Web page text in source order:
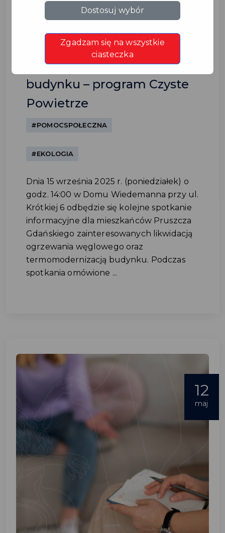
Spotkanie informacyjne
ogrzewania węglowego
oraz termomodernizacji
budynku – program Czyste
Powietrze
#POMOCSPOŁECZNA
#EKOLOGIA
Dnia 15 września 2025 r. (poniedziałek) o
godz. 14:00 w Domu Wiedemanna przy ul.
Krótkiej 6 odbędzie się kolejne spotkanie
informacyjne dla mieszkańców Pruszcza
Gdańskiego zainteresowanych likwidacją
ogrzewania węglowego oraz
termomodernizacją budynku. Podczas
spotkania omówione ...
12
maj
Dostosuj wybór
Zgadzam się na wszystkie
ciasteczka